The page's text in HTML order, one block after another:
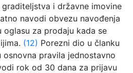
i državne imovine
navodi obvezu navođenja
oglasu za prodaju kada se
(12) Porezni dio u članku
pravila jednostavno
rok od 30 dana za prijavu